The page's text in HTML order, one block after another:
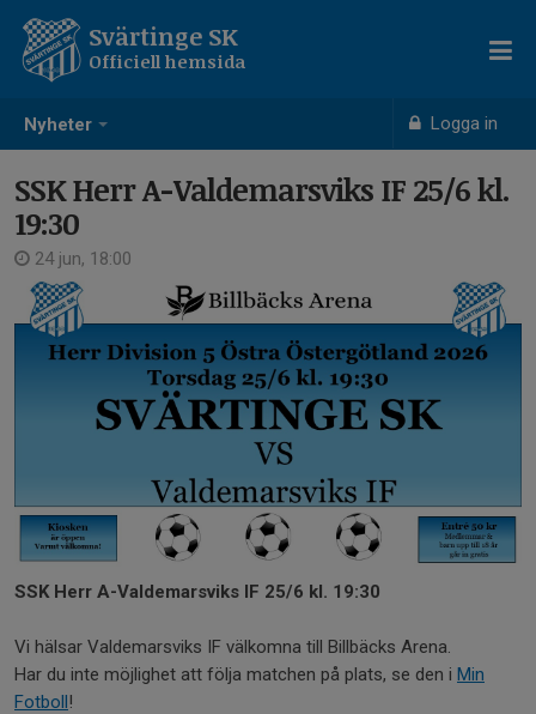
Nyheter Logga in
Svärtinge SK
Officiell hemsida
SSK Herr A-Valdemarsviks IF 25/6 kl.
19:30
24 jun, 18:00
SSK Herr A-Valdemarsviks IF 25/6 kl. 19:30
Vi hälsar Valdemarsviks IF välkomna till Billbäcks Arena.
Har du inte möjlighet att följa matchen på plats, se den i Min
Fotboll!